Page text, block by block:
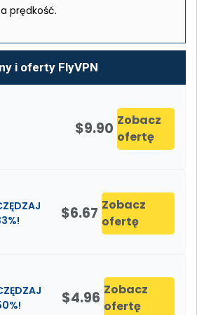
prędkość.
i oferty FlyVPN
$9.90 Zobacz
ofertę
$6.67 Zobacz
ofertę
$4.96 Zobacz
ofertę